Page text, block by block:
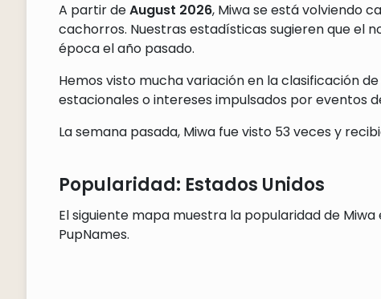
A partir deAugust 2026, Miwa se está volviendo
cachorros. Nuestras estadísticas sugieren que el
época el año pasado.
Hemos visto mucha variación en la clasificación
estacionales o intereses impulsados por eventos
La semana pasada, Miwa fue visto 53 veces y
Popularidad: Estados Unidos
El siguiente mapa muestra la popularidad de Miwa
PupNames.